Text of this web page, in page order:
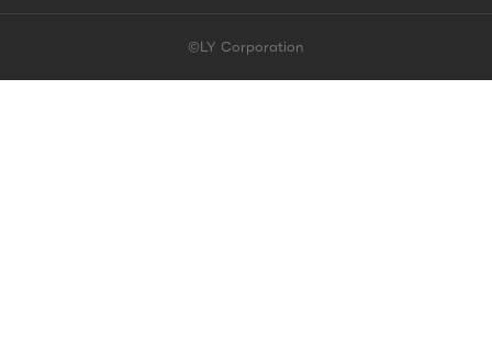
©LY Corporation
このコンテンツは掲載が終了しました | LINE占い